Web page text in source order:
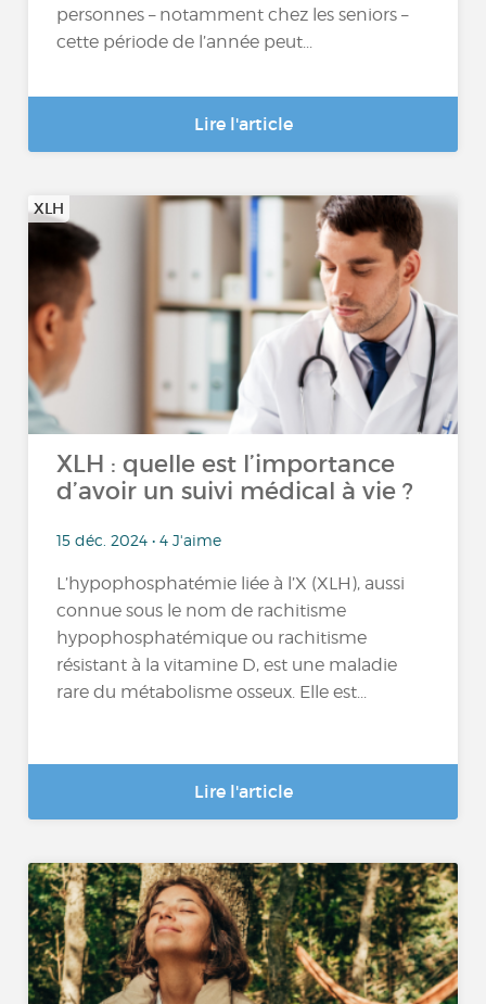
personnes – notamment chez les seniors –
cette période de l’année peut...
Lire l'article
XLH
XLH : quelle est l’importance
d’avoir un suivi médical à vie ?
15 déc. 2024 • 4 J'aime
L’hypophosphatémie liée à l’X (XLH), aussi
connue sous le nom de rachitisme
hypophosphatémique ou rachitisme
résistant à la vitamine D, est une maladie
rare du métabolisme osseux. Elle est...
Lire l'article